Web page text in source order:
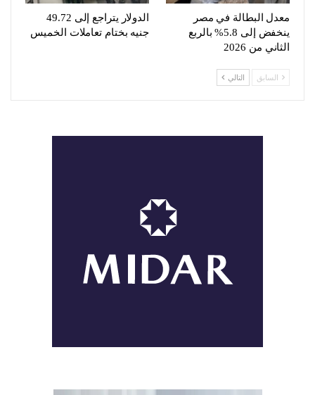
معدل البطالة في مصر
ينخفض إلى 5.8% بالربع
الثاني من 2026
الدولار يتراجع إلى 49.72
جنيه بختام تعاملات الخميس
السابق التالي